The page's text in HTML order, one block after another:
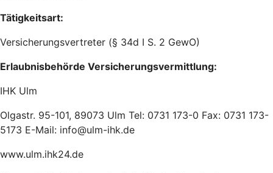
Tätigkeitsart:
Versicherungsvertreter (§ 34d I S. 2 GewO)
Erlaubnisbehörde Versicherungsvermittlung:
IHK Ulm
Olgastr. 95-101, 89073 Ulm Tel: 0731 173-0 Fax: 0731 173-
5173 E-Mail: info@ulm-ihk.de
www.ulm.ihk24.de